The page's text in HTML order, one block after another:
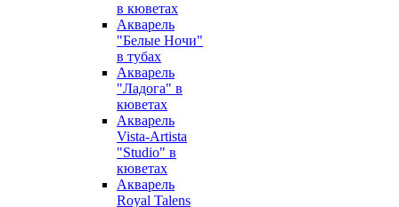
в кюветах
Акварель
"Белые Ночи"
в тубах
Акварель
"Ладога" в
кюветах
Акварель
Vista-Artista
"Studio" в
кюветах
Акварель
Royal Talens